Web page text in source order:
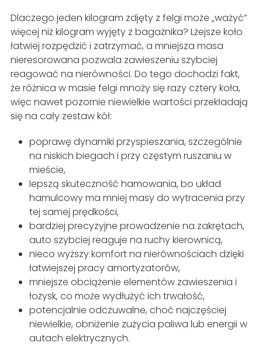
Dlaczego jeden kilogram zdjęty z felgi może „ważyć”
więcej niż kilogram wyjęty z bagażnika? Lżejsze koło
łatwiej rozpędzić i zatrzymać, a mniejsza masa
nieresorowana pozwala zawieszeniu szybciej
reagować na nierówności. Do tego dochodzi fakt,
że różnica w masie felgi mnoży się razy cztery koła,
więc nawet pozornie niewielkie wartości przekładają
się na cały zestaw kół:
poprawę dynamiki przyspieszania, szczególnie
na niskich biegach i przy częstym ruszaniu w
mieście,
lepszą skuteczność hamowania, bo układ
hamulcowy ma mniej masy do wytracenia przy
tej samej prędkości,
bardziej precyzyjne prowadzenie na zakrętach,
auto szybciej reaguje na ruchy kierownicą,
nieco wyższy komfort na nierównościach dzięki
łatwiejszej pracy amortyzatorów,
mniejsze obciążenie elementów zawieszenia i
łożysk, co może wydłużyć ich trwałość,
potencjalnie odczuwalne, choć najczęściej
niewielkie, obniżenie zużycia paliwa lub energii w
autach elektrycznych.